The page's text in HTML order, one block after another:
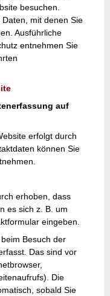
besuchen.
mit denen Sie
Ausführliche
entnehmen Sie
auf
erfolgt durch
können Sie
erhoben, dass
es sich z. B. um
eingeben.
Besuch der
Das sind vor
Die
sobald Sie